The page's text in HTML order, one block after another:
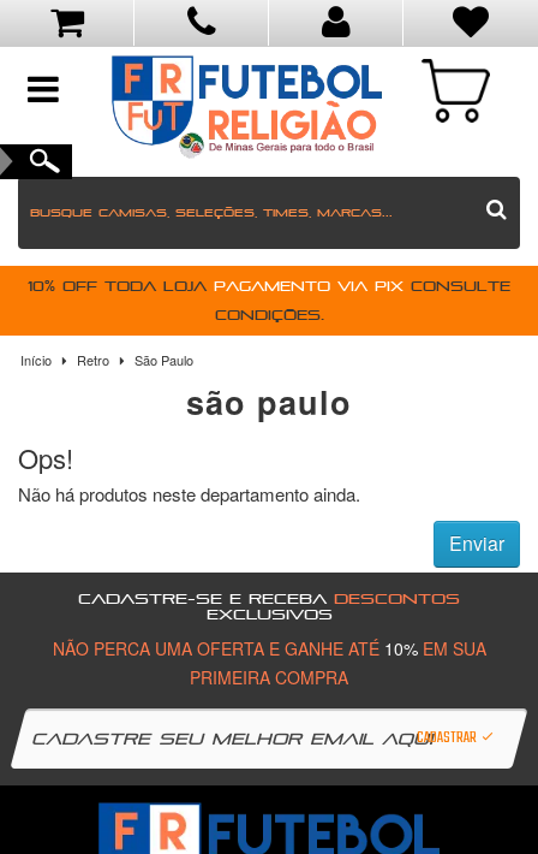
toggle
10% OFF toda loja pagamento via PIX Consulte
condições.
Início Retro São Paulo
são paulo
Ops!
Não há produtos neste departamento ainda.
Enviar
CADASTRE-SE E RECEBA DESCONTOS
EXCLUSIVOS
NÃO PERCA UMA OFERTA E GANHE ATÉ 10%EM SUA
PRIMEIRA COMPRA
CADASTRAR